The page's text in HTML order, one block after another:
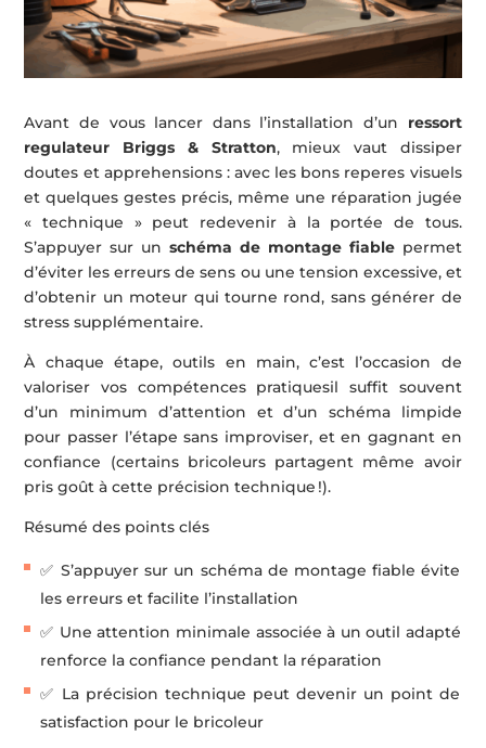
Avant de vous lancer dans l’installation d’un ressort
regulateur Briggs & Stratton, mieux vaut dissiper
doutes et apprehensions : avec les bons reperes visuels
et quelques gestes précis, même une réparation jugée
« technique » peut redevenir à la portée de tous.
S’appuyer sur unschéma de montage fiablepermet
d’éviter les erreurs de sens ou une tension excessive, et
d’obtenir un moteur qui tourne rond, sans générer de
stress supplémentaire.
À chaque étape, outils en main, c’est l’occasion de
valoriser vos compétences pratiquesil suffit souvent
d’un minimum d’attention et d’un schéma limpide
pour passer l’étape sans improviser, et en gagnant en
confiance (certains bricoleurs partagent même avoir
pris goût à cette précision technique !).
Résumé des points clés
✅ S’appuyer sur un schéma de montage fiable évite
les erreurs et facilite l’installation
✅ Une attention minimale associée à un outil adapté
renforce la confiance pendant la réparation
✅ La précision technique peut devenir un point de
satisfaction pour le bricoleur